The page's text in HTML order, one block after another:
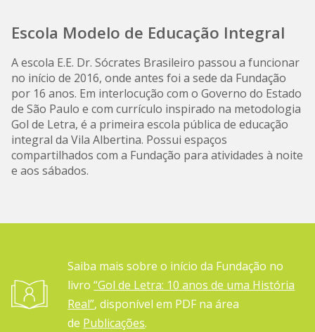
Escola Modelo de Educação Integral
A escola E.E. Dr. Sócrates Brasileiro passou a funcionar
no início de 2016, onde antes foi a sede da Fundação
por 16 anos. Em interlocução com o Governo do Estado
de São Paulo e com currículo inspirado na metodologia
Gol de Letra, é a primeira escola pública de educação
integral da Vila Albertina. Possui espaços
compartilhados com a Fundação para atividades à noite
e aos sábados.
Saiba mais sobre o início da Fundação no
livro“Gol de Letra: 10 anos de uma História
Real”, disponível em PDF na área
de Publicações.